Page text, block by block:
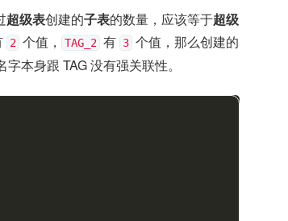
超级表创建的子表的数量，应该等于超级
2 个值， TAG_2 有 3 个值，那么创建的
字本身跟 TAG 没有强关联性。